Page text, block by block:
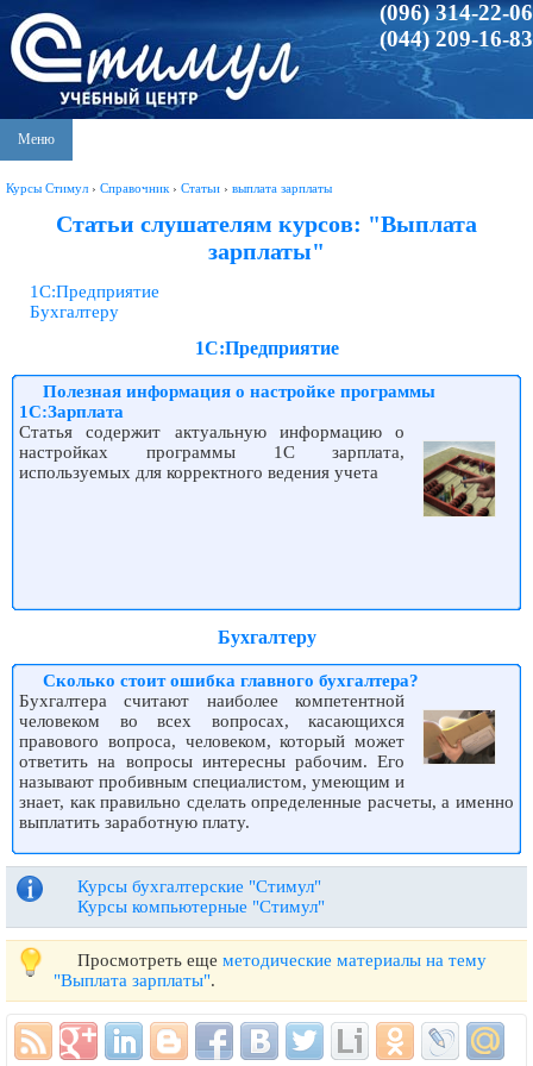
(096) 314-22-06
(044) 209-16-83
Меню
Курсы Стимул › Справочник › Статьи › выплата зарплаты
Статьи слушателям курсов: "Выплата
зарплаты"
1С:Предприятие
Бухгалтеру
1С:Предприятие
Полезная информация о настройке программы
1С:Зарплата
Статья содержит актуальную информацию о
настройках программы 1С зарплата,
используемых для корректного ведения учета
Бухгалтеру
Сколько стоит ошибка главного бухгалтера?
Бухгалтера считают наиболее компетентной
человеком во всех вопросах, касающихся
правового вопроса, человеком, который может
ответить на вопросы интересны рабочим. Его
называют пробивным специалистом, умеющим и
знает, как правильно сделать определенные расчеты, а именно
выплатить заработную плату.
Курсы бухгалтерские "Стимул"
Курсы компьютерные "Стимул"
Просмотреть еще методические материалы на тему
"Выплата зарплаты".